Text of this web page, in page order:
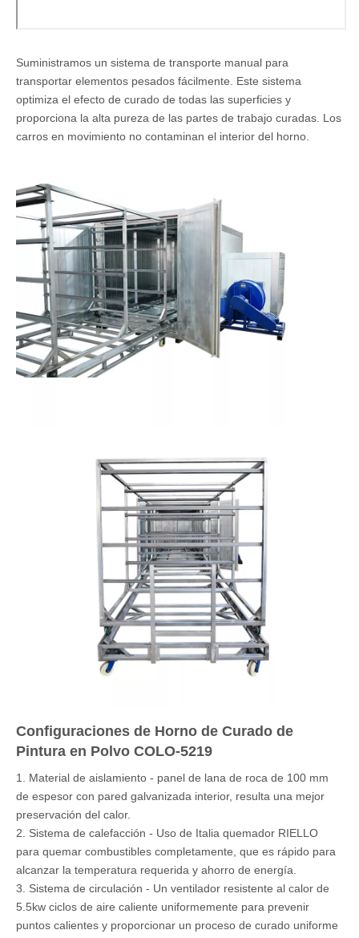
Suministramos un sistema de transporte manual para
transportar elementos pesados fácilmente. Este sistema
optimiza el efecto de curado de todas las superficies y
proporciona la alta pureza de las partes de trabajo curadas. Los
carros en movimiento no contaminan el interior del horno.
Configuraciones de Horno de Curado de
Pintura en Polvo COLO-5219
1. Material de aislamiento - panel de lana de roca de 100 mm
de espesor con pared galvanizada interior, resulta una mejor
preservación del calor.
2. Sistema de calefacción - Uso de Italia quemador RIELLO
para quemar combustibles completamente, que es rápido para
alcanzar la temperatura requerida y ahorro de energía.
3. Sistema de circulación - Un ventilador resistente al calor de
5.5kw ciclos de aire caliente uniformemente para prevenir
puntos calientes y proporcionar un proceso de curado uniforme